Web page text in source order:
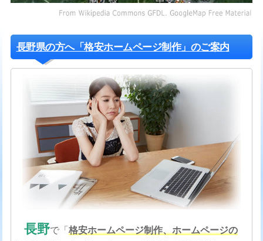
長野県の方へ「格安ホームページ制作」のご案内
長野で「 格安ホームページ制作、ホームページの